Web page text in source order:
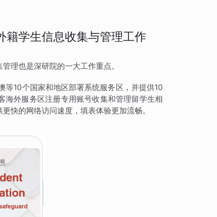
籍学生信息收集与管理工作
理也是深研院的一大工作重点。
10个国家和地区部署系统服务区，并提供10
海外服务区注册专用账号收集和管理留学生相
快的网络访问速度，填表体验更加流畅。